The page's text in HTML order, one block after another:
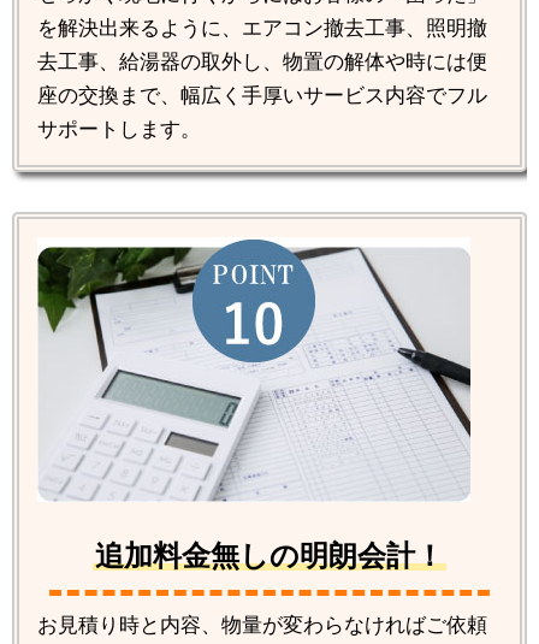
を解決出来るように、エアコン撤去工事、照明撤
去工事、給湯器の取外し、物置の解体や時には便
座の交換まで、幅広く手厚いサービス内容でフル
サポートします。
追加料金無しの明朗会計！
お見積り時と内容、物量が変わらなければご依頼